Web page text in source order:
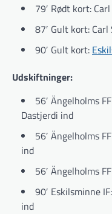
79′ Rødt kort:
87′ Gult kort: Carl
90′ Gult kort:
Udskiftninger:
56′ Ängelholms
Dastjerdi ind
56′ Ängelholms
ind
56′ Ängelholms
90′ Eskilsminne
ind